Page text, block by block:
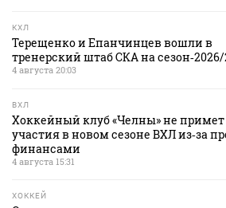
КХЛ
Терещенко и Епанчинцев вошли в
тренерский штаб СКА на
4 августа 20:03
ВХЛ
Хоккейный клуб «Челны» не примет
участия в новом сезоне ВХЛ из‑за
финансами
4 августа 15:31
ХОККЕЙ